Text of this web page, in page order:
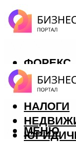
ФОРЕКС
БИЗНЕС
КРЕДИТЫ
НАЛОГИ
МЕНЮ